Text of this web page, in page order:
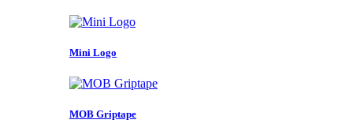
Mini Logo
MOB Griptape